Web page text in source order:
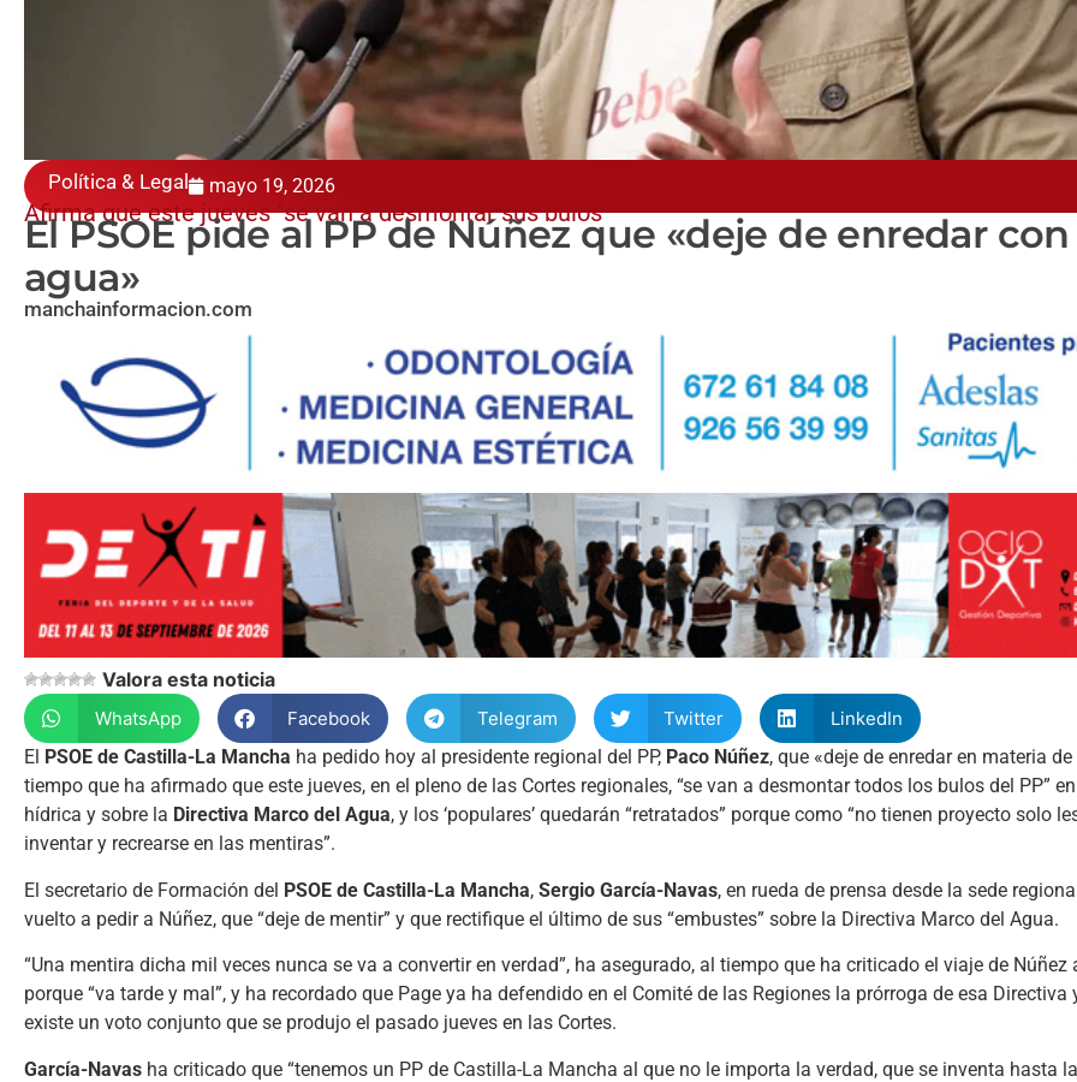
Política & Legal mayo 19, 2026
Afirma que este jueves “se van a desmontar sus bulos”
El PSOE pide al PP de Núñez que «deje de enredar
agua»
manchainformacion.com
Valora esta noticia
WhatsApp Facebook Telegram Twitter
LinkedIn
El PSOE de Castilla-La Mancha ha pedido hoy al presidente regional del PP, Paco Núñez, que «deje de enredar en materia
tiempo que ha afirmado que este jueves, en el pleno de las Cortes regionales, “se van a desmontar todos los bulos del PP”
hídrica y sobre la Directiva Marco del Agua, y los ‘populares’ quedarán “retratados” porque como “no tienen proyecto solo
inventar y recrearse en las mentiras”.
El secretario de Formación del PSOE de Castilla-La Mancha, Sergio García-Navas, en rueda de prensa desde la sede
vuelto a pedir a Núñez, que “deje de mentir” y que rectifique el último de sus “embustes” sobre la Directiva Marco del Agua.
“Una mentira dicha mil veces nunca se va a convertir en verdad”, ha asegurado, al tiempo que ha criticado el viaje de Núñez
porque “va tarde y mal”, y ha recordado que Page ya ha defendido en el Comité de las Regiones la prórroga de esa Directiva
existe un voto conjunto que se produjo el pasado jueves en las Cortes.
García-Navas ha criticado que “tenemos un PP de Castilla-La Mancha al que no le importa la verdad, que se inventa hasta